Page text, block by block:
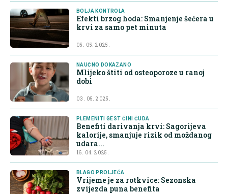
BOLJA KONTROLA
Efekti brzog hoda: Smanjenje šećera u
krvi za samo pet minuta
05. 05. 2025.
NAUČNO DOKAZANO
Mlijeko štiti od osteoporoze u ranoj
dobi
03. 05. 2025.
PLEMENITI GEST ČINI ČUDA
Benefiti darivanja krvi: Sagorijeva
kalorije, smanjuje rizik od moždanog
udara...
16. 04. 2025.
BLAGO PROLJEĆA
Vrijeme je za rotkvice: Sezonska
zvijezda puna benefita